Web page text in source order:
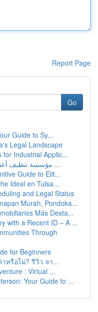
Report Page
Go
Guide to Sy...
Legal Landscape
for Industrial Applic...
مؤسسة تنظيف أعشاب بخارية بالرياض: المفتاح ...
Guide to Elit...
Ideal en Tulsa...
and Legal Status
Murah, Pondoka...
Más Desta...
with a Recent ID – A ...
Through
for Beginners
หรือไม่? รีวิว จา...
: Virtual ...
Your Guide to ...